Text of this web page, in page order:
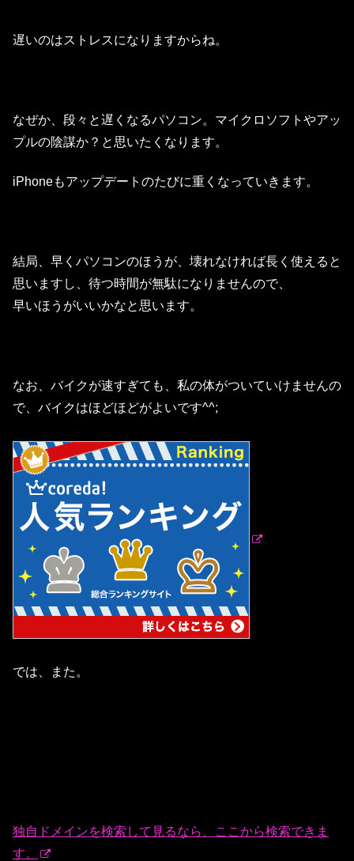
遅いのはストレスになりますからね。
なぜか、段々と遅くなるパソコン。マイクロソフトやアッ
プルの陰謀か？と思いたくなります。
iPhoneもアップデートのたびに重くなっていきます。
結局、早くパソコンのほうが、壊れなければ長く使えると
思いますし、待つ時間が無駄になりませんので、
早いほうがいいかなと思います。
なお、バイクが速すぎても、私の体がついていけませんの
で、バイクはほどほどがよいです^^;
では、また。
独自ドメインを検索して見るなら、ここから検索できま
す。